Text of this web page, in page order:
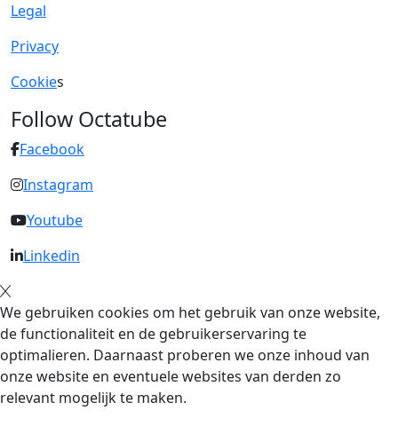
Legal
Privacy
Cookies
Follow Octatube
Facebook
Instagram
Youtube
Linkedin
We gebruiken cookies om het gebruik van onze website,
de functionaliteit en de gebruikerservaring te
optimalieren. Daarnaast proberen we onze inhoud van
onze website en eventuele websites van derden zo
relevant mogelijk te maken.